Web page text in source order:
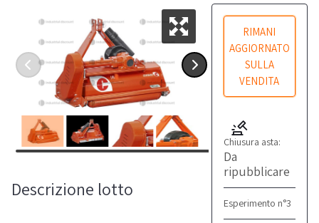
RIMANI
AGGIORNATO
SULLA
VENDITA
Chiusura asta:
Da
ripubblicare
Esperimento n°3
Descrizione lotto